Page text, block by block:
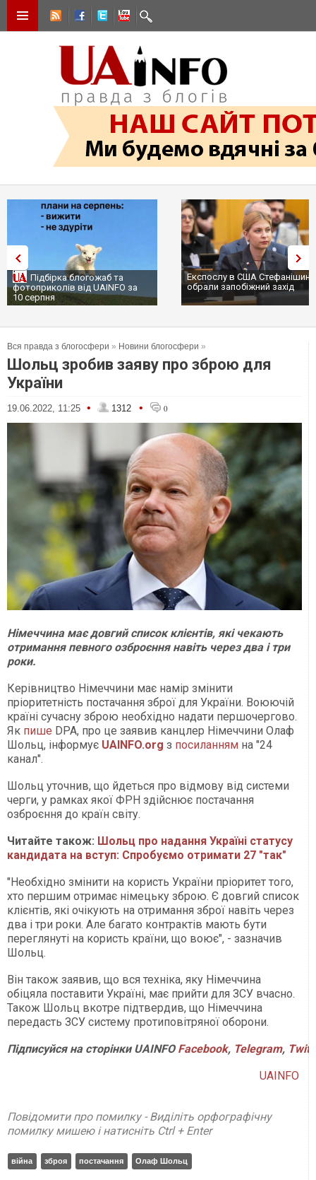
Підбірка блогожаб та
фотоприколів від UAINFO за
10 серпня
Експослу в США
обрали запобіжний захід
Вся правда з блогосфери » Новини блогосфери »
Шольц зробив заяву про зброю для
України
19.06.2022, 11:25 • 1312 • 0
Німеччина має довгий список клієнтів, які чекають
отримання певного озброєння навіть через два і три
роки.
Керівництво Німеччини має намір змінити
пріоритетність постачання зброї для України. Воюючій
країні сучасну зброю необхідно надати першочергово.
Як пише DPA, про це заявив канцлер Німеччини Олаф
Шольц, інформує UAINFO.org з посиланням на "24
канал".
Шольц уточнив, що йдеться про відмову від системи
черги, у рамках якої ФРН здійснює постачання
озброєння до країн світу.
Читайте також: Шольц про надання Україні статусу
кандидата на вступ: Спробуємо отримати 27 "так"
"Необхідно змінити на користь України пріоритет того,
хто першим отримає німецьку зброю. Є довгий список
клієнтів, які очікують на отримання зброї навіть через
два і три роки. Але багато контрактів мають бути
переглянуті на користь країни, що воює", - зазначив
Шольц.
Він також заявив, що вся техніка, яку Німеччина
обіцяла поставити Україні, має прийти для ЗСУ вчасно.
Також Шольц вкотре підтвердив, що Німеччина
передасть ЗСУ систему протиповітряної оборони.
Підписуйся на сторінки UAINFO Facebook, Telegram,
UAINFO
Повідомити про помилку - Виділіть орфографічну
помилку мишею і натисніть Ctrl + Enter
війна зброя постачання Олаф Шольц